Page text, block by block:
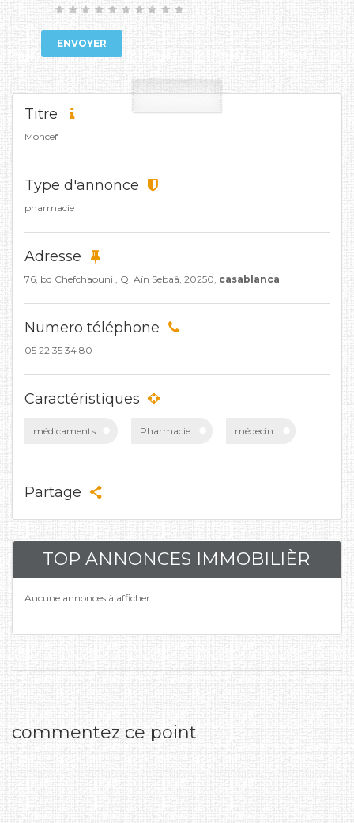
ENVOYER
Titre
Moncef
Type d'annonce
pharmacie
Adresse
76, bd Chefchaouni , Q. Aïn Sebaâ, 20250, casablanca
Numero téléphone
05 22 35 34 80
Caractéristiques
médicaments Pharmacie médecin
Partage
TOP ANNONCES IMMOBILIÈR
Aucune annonces à afficher
commentez ce point